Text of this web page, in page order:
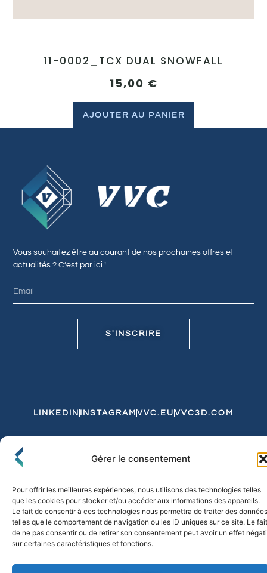
Gérer le consentement
Pour offrir les meilleures expériences, nous utilisons des technologies telles
que les cookies pour stocker et/ou accéder aux informations des appareils.
Le fait de consentir à ces technologies nous permettra de traiter des données
telles que le comportement de navigation ou les ID uniques sur ce site. Le fait
de ne pas consentir ou de retirer son consentement peut avoir un effet
sur certaines caractéristiques et fonctions.
11-0002_TCX DUAL SNOWFALL
15,00 €
AJOUTER AU PANIER
Vous souhaitez être au courant de nos prochaines offres et
actualités ? C’est par ici !
S'INSCRIRE
LINKEDIN INSTAGRAM VVC.EU VVC3D.COM
Politique de Confidentialité et de CookiesExpédition et Livraison
© 2026 FLO & CO. All Rights Reserved